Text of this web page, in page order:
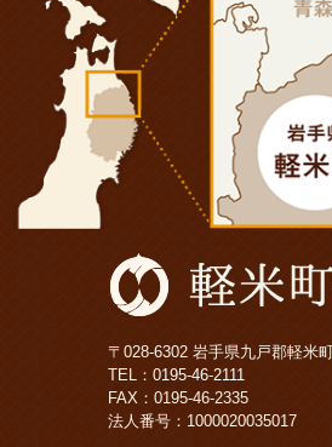
〒028-6302 岩手県九戸郡軽米
TEL： 0195-46-2111
FAX：0195-46-2335
法人番号：1000020035017